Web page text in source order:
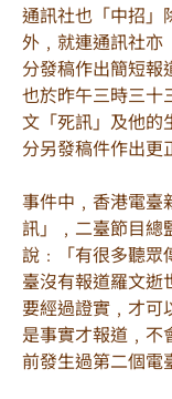
通訊社也「中招」
外﹐就連通訊社亦
分發稿作出簡短報
也於昨午三時三十
文「死訊」及他的
分另發稿件作出更
事件中﹐香港電臺
訊」﹐二臺節目總
說﹕「有很多聽眾
臺沒有報道羅文逝
要經過證實﹐才可
是事實才報道﹐不
前發生過第二個電